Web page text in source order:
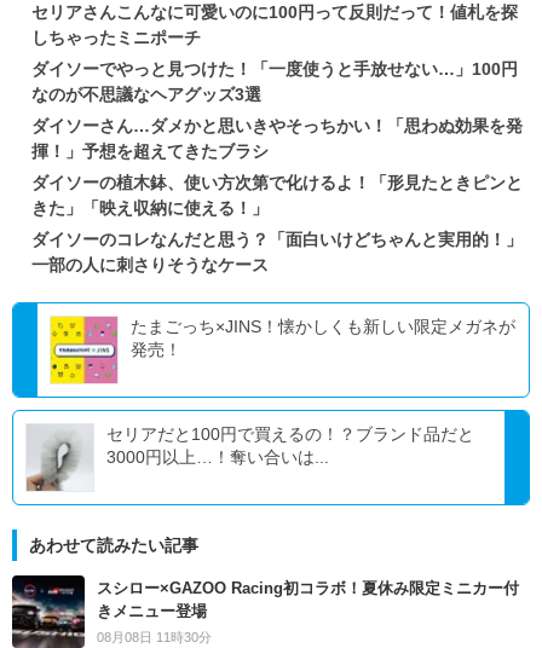
セリアさんこんなに可愛いのに100円って反則だって！値札を探
しちゃったミニポーチ
ダイソーでやっと見つけた！「一度使うと手放せない…」100円
なのが不思議なヘアグッズ3選
ダイソーさん…ダメかと思いきやそっちかい！「思わぬ効果を発
揮！」予想を超えてきたブラシ
ダイソーの植木鉢、使い方次第で化けるよ！「形見たときピンと
きた」「映え収納に使える！」
ダイソーのコレなんだと思う？「面白いけどちゃんと実用的！」
一部の人に刺さりそうなケース
たまごっち×JINS！懐かしくも新しい限定メガネが
発売！
セリアだと100円で買えるの！？ブランド品だと
3000円以上…！奪い合いは...
あわせて読みたい記事
スシロー×GAZOO Racing初コラボ！夏休み限定ミニカー付
きメニュー登場
08月08日 11時30分